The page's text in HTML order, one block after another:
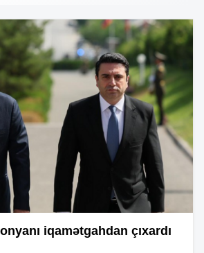
iqamətgahdan çıxardı